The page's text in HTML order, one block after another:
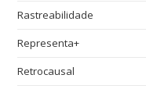
Rastreabilidade
Representa+
Retrocausal